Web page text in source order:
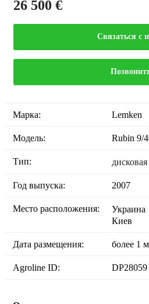
26 500 €
Связаться с
Марка: Lemken
Модель: Rubin 9/
Тип:
Год выпуска: 2007
Место расположения:
Украина
Киев
Дата размещения: более 1
Agroline ID: DP28059